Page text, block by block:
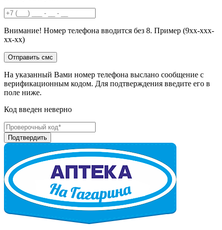
Внимание! Номер телефона вводится без 8. Пример (9хх-ххх-
хх-хх)
На указанный Вами номер телефона выслано сообщение с
верификационным кодом. Для подтверждения введите его в
поле ниже.
Код введен неверно